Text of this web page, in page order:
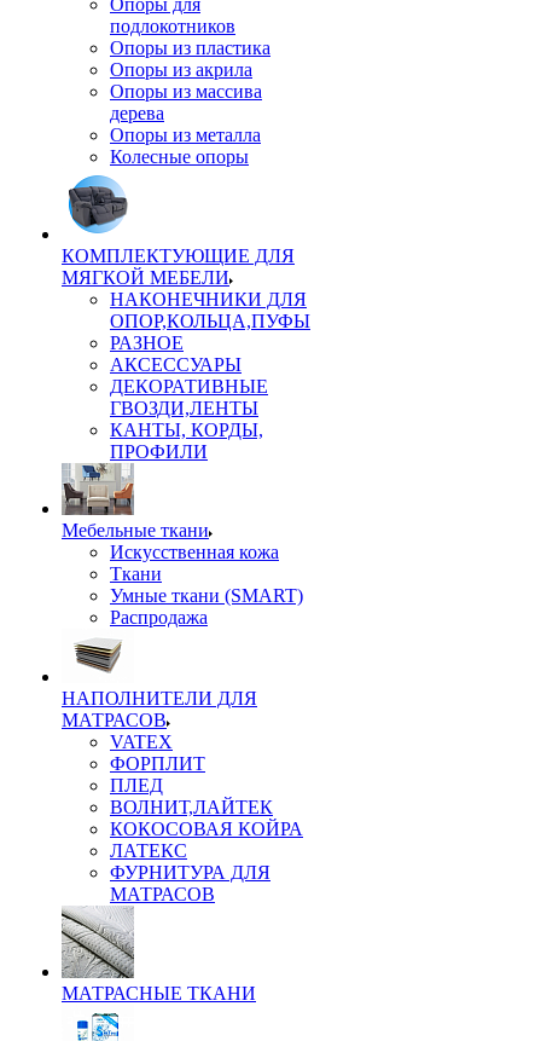
Опоры для
подлокотников
Опоры из пластика
Опоры из акрила
Опоры из массива
дерева
Опоры из металла
Колесные опоры
КОМПЛЕКТУЮЩИЕ ДЛЯ
МЯГКОЙ МЕБЕЛИ
НАКОНЕЧНИКИ ДЛЯ
ОПОР,КОЛЬЦА,ПУФЫ
РАЗНОЕ
АКСЕССУАРЫ
ДЕКОРАТИВНЫЕ
ГВОЗДИ,ЛЕНТЫ
КАНТЫ, КОРДЫ,
ПРОФИЛИ
Мебельные ткани
Искусственная кожа
Ткани
Умные ткани (SMART)
Распродажа
НАПОЛНИТЕЛИ ДЛЯ
МАТРАСОВ
VATEX
ФОРПЛИТ
ПЛЕД
ВОЛНИТ,ЛАЙТЕК
КОКОСОВАЯ КОЙРА
ЛАТЕКС
ФУРНИТУРА ДЛЯ
МАТРАСОВ
МАТРАСНЫЕ ТКАНИ